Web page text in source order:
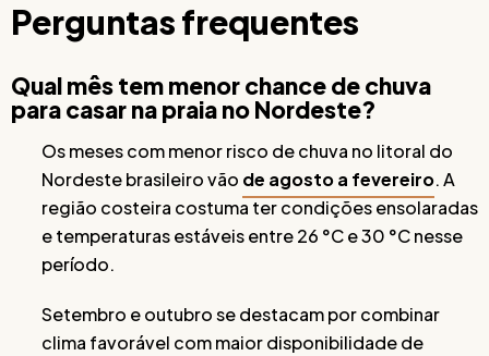
Perguntas frequentes
Qual mês tem menor chance de chuva
para casar na praia no Nordeste?
Os meses com menor risco de chuva no litoral do
Nordeste brasileiro vão de agosto a fevereiro. A
região costeira costuma ter condições ensolaradas
e temperaturas estáveis entre 26 °C e 30 °C nesse
período.
Setembro e outubro se destacam por combinar
clima favorável com maior disponibilidade de